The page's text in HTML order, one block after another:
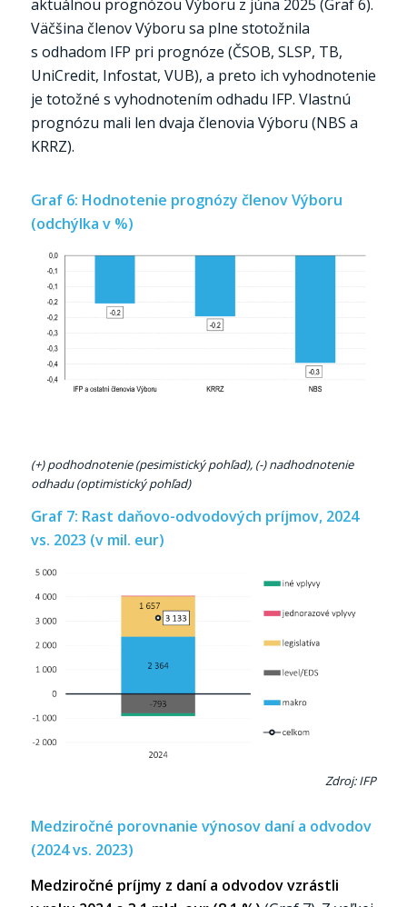
aktuálnou prognózou Výboru z júna 2025 (Graf 6).
Väčšina členov Výboru sa plne stotožnila
s odhadom IFP pri prognóze (ČSOB, SLSP, TB,
UniCredit, Infostat, VUB), a preto ich vyhodnotenie
je totožné s vyhodnotením odhadu IFP. Vlastnú
prognózu mali len dvaja členovia Výboru (NBS a
KRRZ).
Graf 6: Hodnotenie prognózy členov Výboru
(odchýlka v %)
(+) podhodnotenie (pesimistický pohľad), (-) nadhodnotenie
odhadu (optimistický pohľad)
Graf 7: Rast daňovo-odvodových príjmov, 2024
vs. 2023 (v mil. eur)
Zdroj: IFP
Medziročné porovnanie výnosov daní a odvodov
(2024 vs. 2023)
Medziročné príjmy z daní a odvodov vzrástli